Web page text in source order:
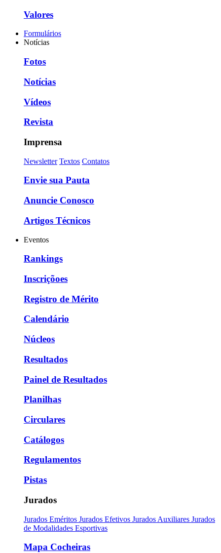
Valores
Formulários
Notícias
Fotos
Notícias
Vídeos
Revista
Imprensa
Newsletter Textos Contatos
Envie sua Pauta
Anuncie Conosco
Artigos Técnicos
Eventos
Rankings
Inscriçõoes
Registro de Mérito
Calendário
Núcleos
Resultados
Painel de Resultados
Planilhas
Circulares
Catálogos
Regulamentos
Pistas
Jurados
Jurados Eméritos Jurados Efetivos Jurados Auxiliares Jurados
de Modalidades Esportivas
Mapa Cocheiras